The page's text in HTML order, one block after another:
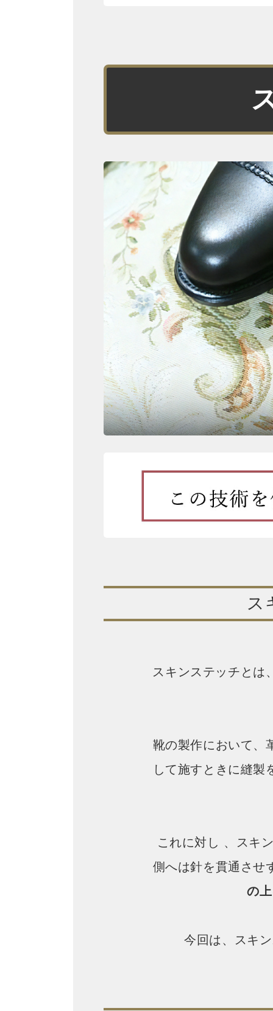
ス
スキンステッチとは
靴の製作において、
して施すときに縫製
これに対し 、スキ
側へは針を貫通させ
の
今回は、スキ